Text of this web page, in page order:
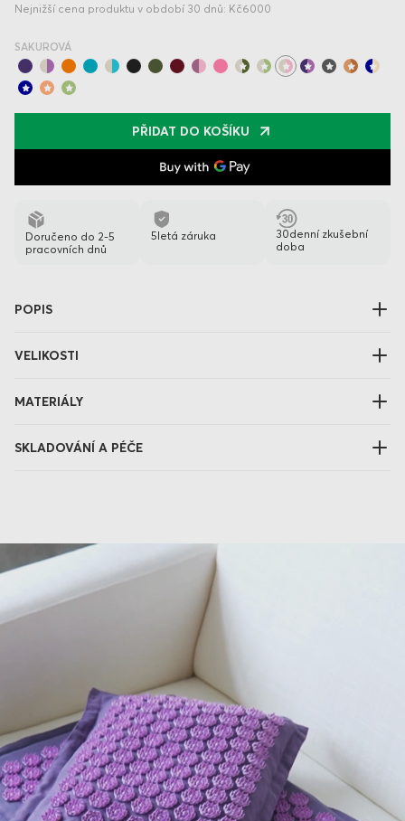
Nejnižší cena produktu v období 30 dnů: Kč6000
SAKUROVÁ
PŘIDAT DO KOŠÍKU
Doručeno do 2-5
pracovních dnů
5letá záruka
30denní zkušební
doba
POPIS
VELIKOSTI
MATERIÁLY
SKLADOVÁNÍ A PÉČE